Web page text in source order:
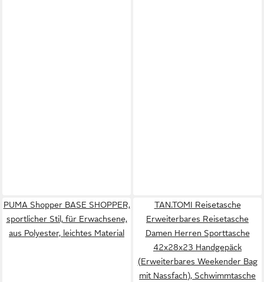
PUMA Shopper BASE SHOPPER,
sportlicher Stil, für Erwachsene,
aus Polyester, leichtes Material
TAN.TOMI Reisetasche
Erweiterbares Reisetasche
Damen Herren Sporttasche
42x28x23 Handgepäck
(Erweiterbares Weekender Bag
mit Nassfach), Schwimmtasche